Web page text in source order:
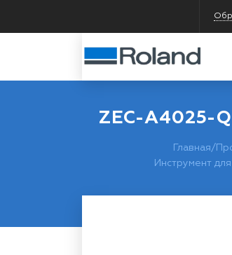
ZEC-A4025-
Главная/
Инструмент